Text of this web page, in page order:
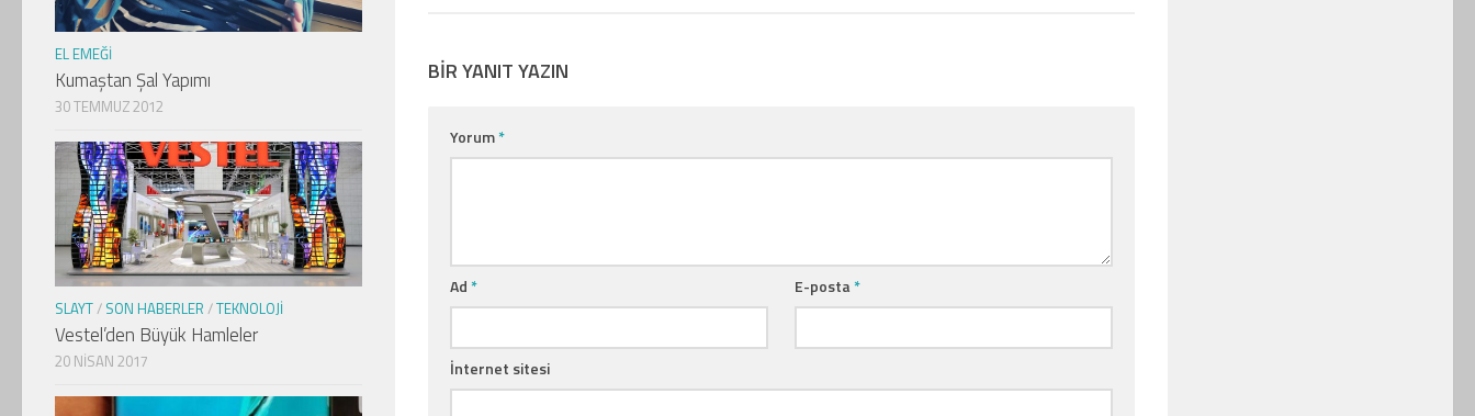
BIR YANIT YAZIN
Yorum*
Ad* E-posta*
İnternet sitesi
EL EMEĞI
Kumaştan Şal Yapımı
30 TEMMUZ 2012
SLAYT/ SON HABERLER /TEKNOLOJI
Vestel’den Büyük Hamleler
20 NISAN 2017